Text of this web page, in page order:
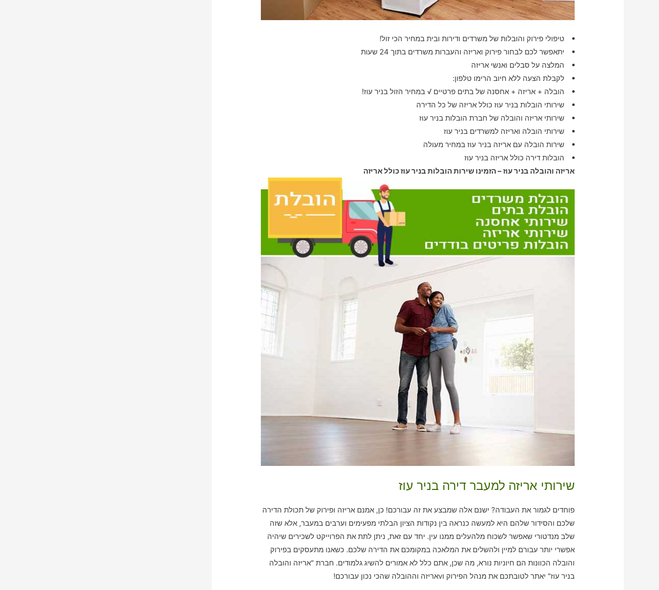
טיפולי פירוק והובלות של משרדים ודירות ובית במחיר הכי זול!
יתאפשר לכם לבחור פירוק ואריזה והעברות משרדים בתוך 24 שעות
המלצה על סבלים ואנשי אריזה
לקבלת הצעה ללא חיוב הרימו טלפון:
הובלה + אריזה + אחסנה של בתים פרטיים √ במחיר הזול בניר עוז!
שירותי הובלות בניר עוז כולל אריזה של כל הדירה
שירותי אריזה והובלה של חברת הובלות בניר עוז
שירותי הובלה ואריזה למשרדים בניר עוז
שירות הובלה עם אריזה בניר עוז במחיר מעולה
הובלות דירה כולל אריזה בניר עוז
אריזה והובלה בניר עוז – הזמינו שירות הובלות בניר עוז כולל אריזה
שירותי אריזה למעבר דירה בניר עוז
פוחדים לגמור את העבודה? ישנם אלה שמבצע את זה עבורכם! כן, אמנם אריזה ופירוק של תכולת הדירה
שלכם והסידור שלהם היא למעשה כנראה בין נקודות הציון הבלתי מפעימים וערבים במעבר, אלא שזה
שלב מנדטורי שאפשר לשכוח מלהעלים ממנו עין. יחד עם זאת, ניתן לתת את הפרוייקט לשכירים שיהיה
אפשרי יותר עבורם למיין ולהשלים את המלאכה במקומכם את הדירה שלכם. כשאנו מתעסקים בפירוק
והובלה הכוונות הם חיוניות נורא, מה שכן, אתם כלל לא אמורים להשיג גלמודים. חברת "אריזה והובלה
בניר עוז" יאתר לטובתכם את מנהל הפירוק וvאריזה וההובלה שהכי נכון עבורכם!